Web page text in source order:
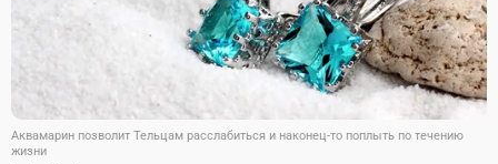
Аквамарин позволит Тельцам расслабиться и наконец-то поплыть по течению
жизни